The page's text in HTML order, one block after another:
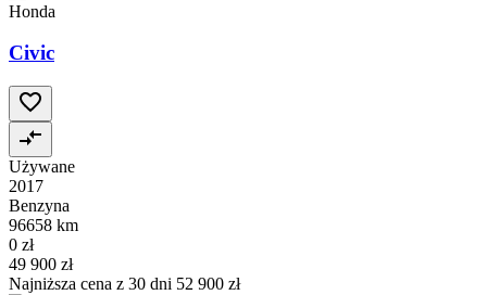
Honda
Civic
Używane
2017
Benzyna
96658 km
0 zł
49 900 zł
Najniższa cena z 30 dni 52 900 zł